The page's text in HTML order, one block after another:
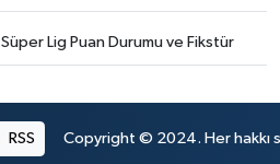
Süper Lig Puan Durumu ve Fikstür
RSS Copyright © 2024. Her hakkı